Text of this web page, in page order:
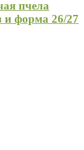
пчела
и форма 26/27